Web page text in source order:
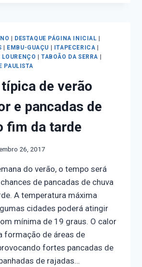
| DESTAQUE PÁGINA INICIAL |
| EMBU-GUAÇU | ITAPECERICA |
LOURENÇO |TABOÃO DA SERRA |
PAULISTA
de verão
e pancadas de
fim da tarde
26, 2017
do verão, o tempo será
de pancadas de chuva
A temperatura máxima
cidades poderá atingir
mínima de 19 graus. O calor
formação de áreas de
fortes pancadas de
de rajadas…